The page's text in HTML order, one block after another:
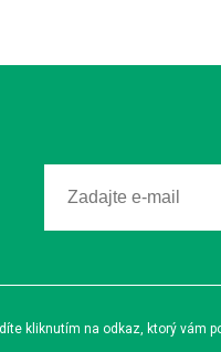
kliknutím na odkaz, ktorý vám